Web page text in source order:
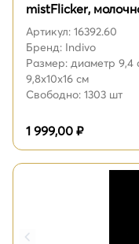
mistFlicker,
Артикул: 16392.60
Бренд: Indivo
Размер: диаметр 9,4
9,8x10x16 см
Свободно: 1303 шт
1 999,00 ₽